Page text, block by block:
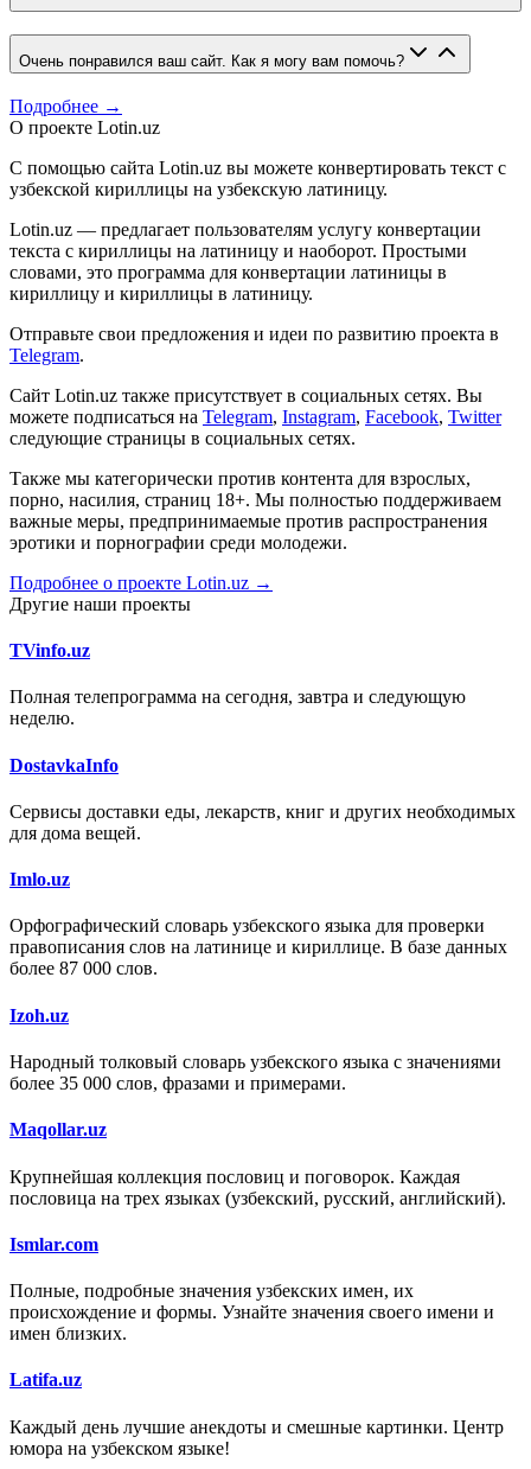
Очень понравился ваш сайт. Как я могу вам помочь?
Подробнее →
О проекте Lotin.uz
С помощью сайта Lotin.uz вы можете конвертировать текст с
узбекской кириллицы на узбекскую латиницу.
Lotin.uz — предлагает пользователям услугу конвертации
текста с кириллицы на латиницу и наоборот. Простыми
словами, это программа для конвертации латиницы в
кириллицу и кириллицы в латиницу.
Отправьте свои предложения и идеи по развитию проекта в
Telegram.
Сайт Lotin.uz также присутствует в социальных сетях. Вы
можете подписаться на Telegram, Instagram, Facebook, Twitter
следующие страницы в социальных сетях.
Также мы категорически против контента для взрослых,
порно, насилия, страниц 18+. Мы полностью поддерживаем
важные меры, предпринимаемые против распространения
эротики и порнографии среди молодежи.
Подробнее о проекте Lotin.uz →
Другие наши проекты
TVinfo.uz
Полная телепрограмма на сегодня, завтра и следующую
неделю.
DostavkaInfo
Сервисы доставки еды, лекарств, книг и других необходимых
для дома вещей.
Imlo.uz
Орфографический словарь узбекского языка для проверки
правописания слов на латинице и кириллице. В базе данных
более 87 000 слов.
Izoh.uz
Народный толковый словарь узбекского языка с значениями
более 35 000 слов, фразами и примерами.
Maqollar.uz
Крупнейшая коллекция пословиц и поговорок. Каждая
пословица на трех языках (узбекский, русский, английский).
Ismlar.com
Полные, подробные значения узбекских имен, их
происхождение и формы. Узнайте значения своего имени и
имен близких.
Latifa.uz
Каждый день лучшие анекдоты и смешные картинки. Центр
юмора на узбекском языке!